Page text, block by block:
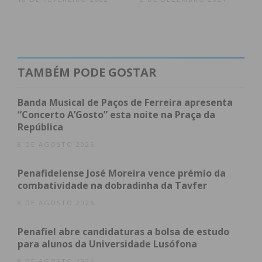
Afirmar Amarante
Afirmar Amarante
Cândido Augusto Pires Zoio, pelo PS
Rui Pedro Barreira Morais, pelo PS
Pelo Município de Baião
Ademar Rodrigues, pelo PS
TAMBÉM PODE GOSTAR
Banda Musical de Paços de Ferreira apresenta
“Concerto A’Gosto” esta noite na Praça da
República
8 DE AGOSTO 2026
Penafidelense José Moreira vence prémio da
combatividade na dobradinha da Tavfer
8 DE AGOSTO 2026
Penafiel abre candidaturas a bolsa de estudo
para alunos da Universidade Lusófona